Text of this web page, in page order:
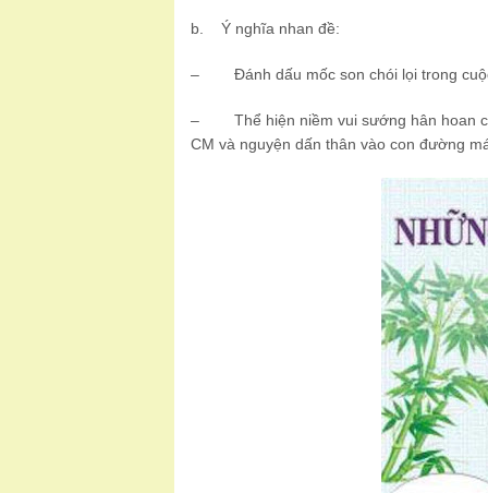
b. Ý nghĩa nhan đề:
– Đánh dấu mốc son chói lọi trong cuộc
– Thể hiện niềm vui sướng hân hoan
CM và nguyện dấn thân vào con đường